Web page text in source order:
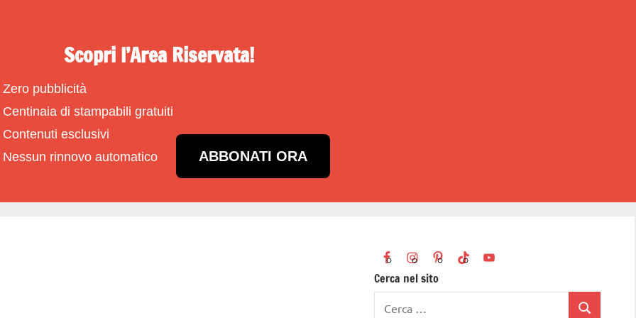
Scopri l’Area Riservata!
Zero pubblicità
Centinaia di stampabili gratuiti
Contenuti esclusivi
Nessun rinnovo automatico
ABBONATI ORA
Cerca nel sito